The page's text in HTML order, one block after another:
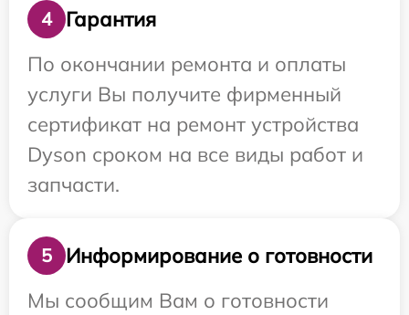
4
Гарантия
По окончании ремонта и оплаты
услуги Вы получите фирменный
сертификат на ремонт устройства
Dyson сроком на все виды работ и
запчасти.
5
Информирование о готовности
Мы сообщим Вам о готовности